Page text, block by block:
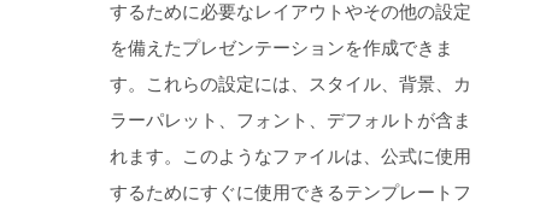
するために必要なレイアウトやその他の設定
を備えたプレゼンテーションを作成できま
す。これらの設定には、スタイル、背景、カ
ラーパレット、フォント、デフォルトが含ま
れます。このようなファイルは、公式に使用
するためにすぐに使用できるテンプレートフ